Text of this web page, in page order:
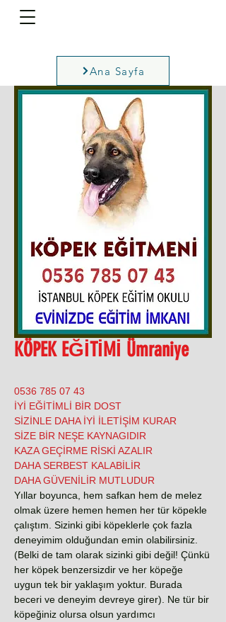
Ana Sayfa
KÖPEK EĞİTİMİ Ümraniye
0536 785 07 43
İYİ EĞİTİMLİ BİR DOST
SİZİNLE DAHA İYİ İLETİŞİM KURAR
SİZE BİR NEŞE KAYNAGIDIR
KAZA GEÇİRME RİSKİ AZALIR
DAHA SERBEST KALABİLİR
DAHA GÜVENİLİR MUTLUDUR
Yıllar boyunca, hem safkan hem de melez
olmak üzere hemen hemen her tür köpekle
çalıştım. Sizinki gibi köpeklerle çok fazla
deneyimim olduğundan emin olabilirsiniz.
(Belki de tam olarak sizinki gibi değil! Çünkü
her köpek benzersizdir ve her köpeğe
uygun tek bir yaklaşım yoktur. Burada
beceri ve deneyim devreye girer). Ne tür bir
köpeğiniz olursa olsun yardımcı